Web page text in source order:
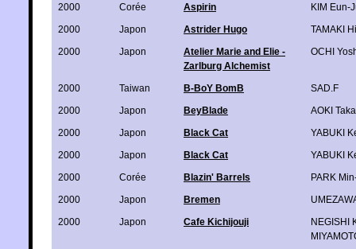
2000
Corée Aspirin
KIM Eun-
2000
Japon Astrider Hugo
TAMAKI
2000
Japon
Atelier Marie and Elie -
Zarlburg Alchemist
OCHI
2000 Taiwan B-BoY BomB
SAD.F
2000
Japon BeyBlade
AOKI
2000
Japon Black Cat
YABUKI
2000
Japon Black Cat
YABUKI
2000
Corée Blazin' Barrels
PARK
2000
Japon Bremen
2000
Japon Cafe Kichijouji
NEGISHI